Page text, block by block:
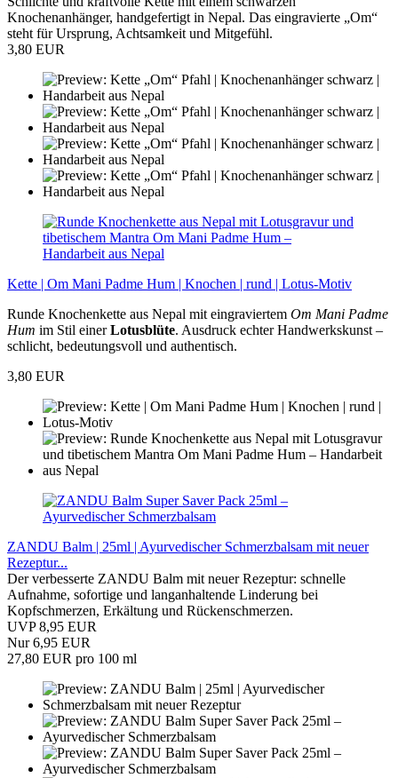
Knochenanhänger, handgefertigt in Nepal. Das eingravierte „Om“
steht für Ursprung, Achtsamkeit und Mitgefühl.
3,80 EUR
Kette | Om Mani Padme Hum | Knochen | rund | Lotus-Motiv
Runde Knochenkette aus Nepal mit eingraviertem Om Mani Padme
Hum im Stil einerLotusblüte. Ausdruck echter Handwerkskunst –
schlicht, bedeutungsvoll und authentisch.
3,80 EUR
ZANDU Balm | 25ml | Ayurvedischer Schmerzbalsam mit neuer
Rezeptur...
Der verbesserte ZANDU Balm mit neuer Rezeptur: schnelle
Aufnahme, sofortige und langanhaltende Linderung bei
Kopfschmerzen, Erkältung und Rückenschmerzen.
UVP 8,95 EUR
Nur 6,95 EUR
27,80 EUR pro 100 ml